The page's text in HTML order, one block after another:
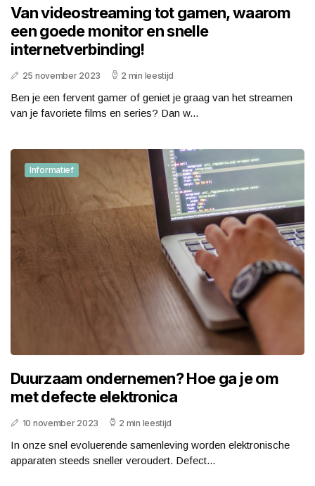
Van videostreaming tot gamen, waarom
een goede monitor en snelle
internetverbinding!
25 november 2023 2 min leestijd
Ben je een fervent gamer of geniet je graag van het streamen
van je favoriete films en series? Dan w...
Informatief
Duurzaam ondernemen? Hoe ga je om
met defecte elektronica
10 november 2023 2 min leestijd
In onze snel evoluerende samenleving worden elektronische
apparaten steeds sneller veroudert. Defect...